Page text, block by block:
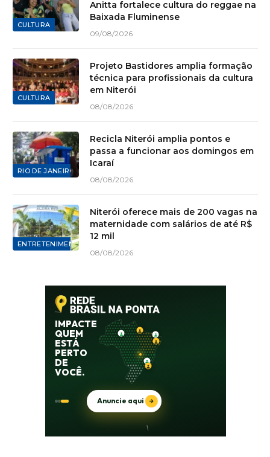
CULTURA
Anitta fortalece cultura do reggae na
Baixada Fluminense
09/08/2026
CULTURA
Projeto Bastidores amplia formação
técnica para profissionais da cultura
em Niterói
08/08/2026
RIO DE JANEIRO
Recicla Niterói amplia pontos e
passa a funcionar aos domingos em
Icaraí
08/08/2026
ENTRETENIMENTO
Niterói oferece mais de 200 vagas na
maternidade com salários de até R$
12 mil
08/08/2026